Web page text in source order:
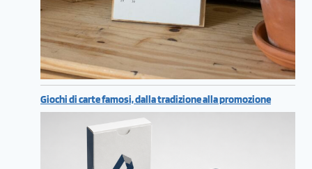
Giochi di carte famosi, dalla tradizione alla promozione